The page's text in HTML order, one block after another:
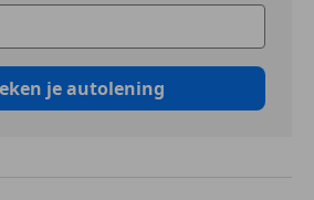
je autolening